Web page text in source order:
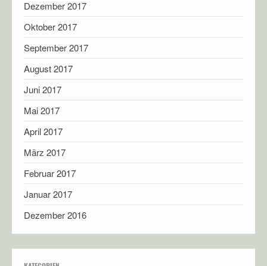
Dezember 2017
Oktober 2017
September 2017
August 2017
Juni 2017
Mai 2017
April 2017
März 2017
Februar 2017
Januar 2017
Dezember 2016